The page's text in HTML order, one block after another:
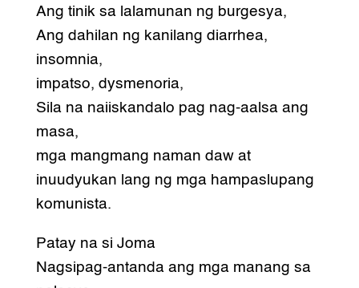
Ang tinik sa lalamunan ng burgesya,
Ang dahilan ng kanilang diarrhea,
insomnia,
impatso, dysmenoria,
Sila na naiiskandalo pag nag-aalsa ang
masa,
mga mangmang naman daw at
inuudyukan lang ng mga hampaslupang
komunista.
Patay na si Joma
Nagsipag-antanda ang mga manang sa